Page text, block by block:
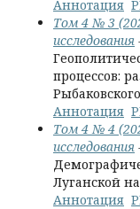
Аннотация
Том 4 № 3
исследования
процессов:
Рыбаковского
Аннотация
Том 4 № 4
исследования
Луганской
Аннотация